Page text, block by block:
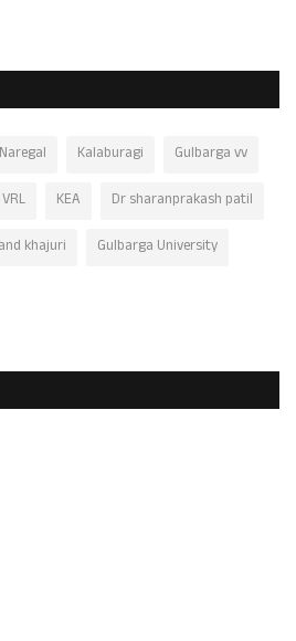
Naregal Kalaburagi
Gulbarga vv
VRL KEA
Dr sharanprakash patil
khajuri
Gulbarga University